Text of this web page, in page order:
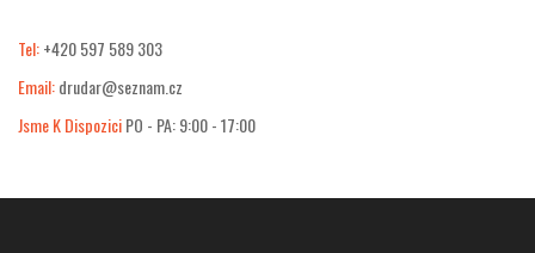
Tel:+420 597 589 303
Email:drudar@seznam.cz
Jsme K DispoziciPO - PA: 9:00 - 17:00